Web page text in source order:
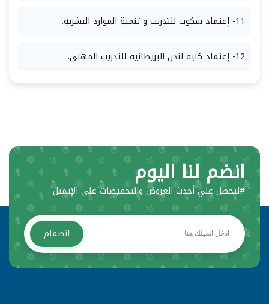
11- إعتماد سكوب للتدريب و تنمية الموارد البشرية.
12- إعتماد كلية لندن البريطانية للتدريب المهني.
انضم لنا اليوم
#لتحصل علي أحدث العروض والتخفيضات علي الإيميل .
انضمام